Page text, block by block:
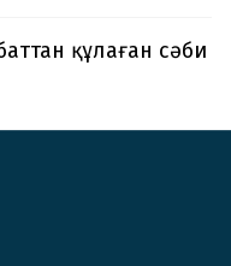
құлаған сәби